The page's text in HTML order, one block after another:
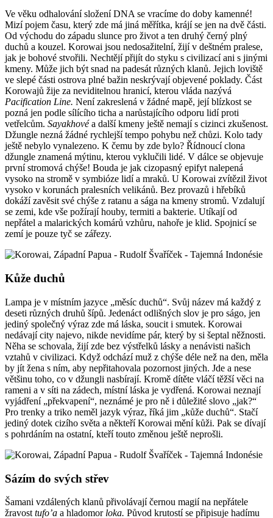
Ve věku odhalování složení DNA se vracíme do doby kamenné!
Mizí pojem času, který zde má jiná měřítka, krájí se jen na dvě části.
Od východu do západu slunce pro život a ten druhý černý plný
duchů a kouzel. Korowai jsou nedosažitelní, žijí v deštném pralese,
jak je bohové stvořili. Nechtějí přijít do styku s civilizací ani s jinými
kmeny. Může jich být snad na padesát různých klanů. Jejich loviště
ve slepé části ostrova plné bažin neskrývají objevené poklady. Část
Korowajů žije za neviditelnou hranicí, kterou vláda nazývá
Pacification Line. Není zakreslená v žádné mapě, její blízkost se
pozná jen podle sílícího ticha a narůstajícího odporu lidí proti
vetřelcům. Sayakhovéa další kmeny ještě nemají s cizinci zkušenost.
Džungle nezná žádné rychlejší tempo pohybu než chůzi. Kolo tady
ještě nebylo vynalezeno. K čemu by zde bylo? Řídnoucí clona
džungle znamená mýtinu, kterou vyklučili lidé. V dálce se objevuje
první stromová chýše! Bouda je jak cizopasný epifyt nalepená
vysoko na stromě v symbióze lidí a mraků. U Korowai zvítězil život
vysoko v korunách pralesních velikánů. Bez provazů i hřebíků
dokáží zavěsit své chýše z ratanu a sága na kmeny stromů. Vzdalují
se zemi, kde vše požírají houby, termiti a bakterie. Utíkají od
nepřátel a malarických komárů vzhůru, nahoře je klid. Spojnicí se
zemí je pouze tyč se zářezy.
Kůže duchů
Lampa je v místním jazyce „měsíc duchů“. Svůj název má každý z
deseti různých druhů šípů. Jedenáct odlišných slov je pro ságo, jen
jediný společný výraz zde má láska, soucit i smutek. Korowai
nedávají city najevo, nikde nevidíme pár, který by si šeptal něžnosti.
Něha se schovala, žijí zde bez výstřelků lásky a nenávisti našich
vztahů v civilizaci. Když odchází muž z chýše déle než na den, měla
by jít žena s ním, aby nepřitahovala pozornost jiných. Jde a nese
většinu toho, co v džungli nasbírají. Kromě dítěte vláčí těžší věci na
rameni a v síti na zádech, místní láska je vydřená. Korowai neznají
vyjádření „překvapení“, neznámé je pro ně i důležité slovo „jak?“
Pro trenky a triko neměl jazyk výraz, říká jim „kůže duchů“. Stačí
jediný dotek cizího světa a někteří Korowai mění kůži. Pak se dívají
s pohrdáním na ostatní, kteří touto změnou ještě neprošli.
Sázím do svých střev
Šamani vzdálených klanů přivolávají černou magií na nepřátele
žravost tufo’a a hladomor loka. Původ krutostí se připisuje hadímu